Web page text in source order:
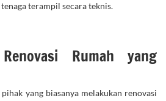
terampil secara teknis.
Rumah yang
yang biasanya melakukan renovasi